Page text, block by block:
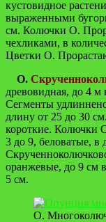
кустовидное
выраженными
см. Колючки О.
чехликами, в
Цветки О.
О.
древовидная, до 4 м
Сегменты
длину от 25 до 30
короткие. Колючки
3 до 9, беловатые,
оранжевые, до 9 см
5 см.
О.